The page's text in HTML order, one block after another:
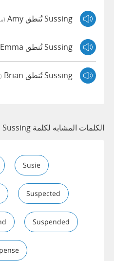
Sussing تُنطق Amy
Sussing تُنطق Emma
Sussing تُنطق Brian
الكلمات المشابه لكلمة Sussing
Susie
Suspected
Suspended